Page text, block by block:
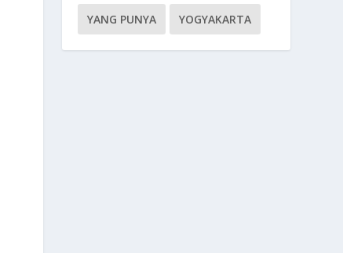
YANG PUNYA YOGYAKARTA